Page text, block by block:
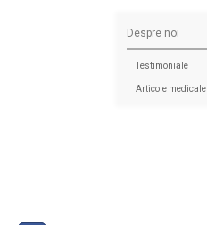
Despre noi
Testimoniale
Articole medicale